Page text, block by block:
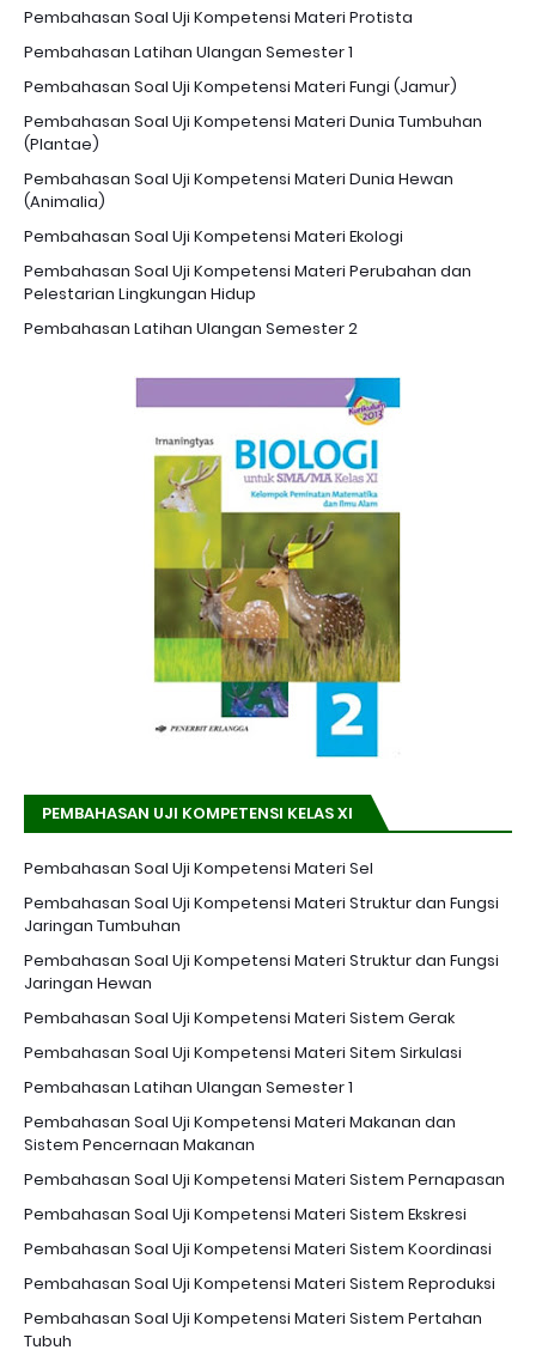
Pembahasan Soal Uji Kompetensi Materi Protista
Pembahasan Latihan Ulangan Semester 1
Pembahasan Soal Uji Kompetensi Materi Fungi (Jamur)
Pembahasan Soal Uji Kompetensi Materi Dunia Tumbuhan
(Plantae)
Pembahasan Soal Uji Kompetensi Materi Dunia Hewan
(Animalia)
Pembahasan Soal Uji Kompetensi Materi Ekologi
Pembahasan Soal Uji Kompetensi Materi Perubahan dan
Pelestarian Lingkungan Hidup
Pembahasan Latihan Ulangan Semester 2
PEMBAHASAN UJI KOMPETENSI KELAS XI
Pembahasan Soal Uji Kompetensi Materi Sel
Pembahasan Soal Uji Kompetensi Materi Struktur dan Fungsi
Jaringan Tumbuhan
Pembahasan Soal Uji Kompetensi Materi Struktur dan Fungsi
Jaringan Hewan
Pembahasan Soal Uji Kompetensi Materi Sistem Gerak
Pembahasan Soal Uji Kompetensi Materi Sitem Sirkulasi
Pembahasan Latihan Ulangan Semester 1
Pembahasan Soal Uji Kompetensi Materi Makanan dan
Sistem Pencernaan Makanan
Pembahasan Soal Uji Kompetensi Materi Sistem Pernapasan
Pembahasan Soal Uji Kompetensi Materi Sistem Ekskresi
Pembahasan Soal Uji Kompetensi Materi Sistem Koordinasi
Pembahasan Soal Uji Kompetensi Materi Sistem Reproduksi
Pembahasan Soal Uji Kompetensi Materi Sistem Pertahan
Tubuh